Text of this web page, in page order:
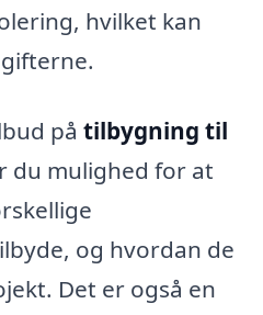
hvilket kan
på tilbygning til
du mulighed for at
og hvordan de
Det er også en